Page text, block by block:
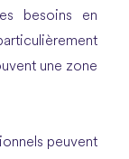
besoins en
une zone
peuvent